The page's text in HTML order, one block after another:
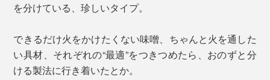
を分けている、珍しいタイプ。
できるだけ火をかけたくない味噌、ちゃんと火を通した
い具材、それぞれの“最適”をつきつめたら、おのずと分
ける製法に行き着いたとか。